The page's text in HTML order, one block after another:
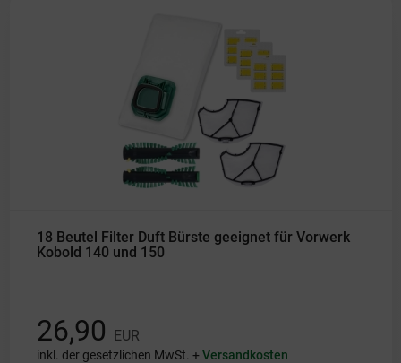
18 Beutel Filter Duft Bürste geeignet für Vorwerk
Kobold 140 und 150
26,90 EUR
inkl. der gesetzlichen MwSt. +Versandkosten